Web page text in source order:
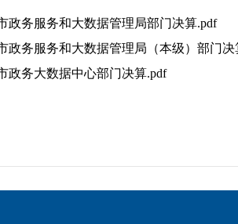
政务服务和大数据管理局部门决算.pdf
政务服务和大数据管理局（本级）部门决
政务大数据中心部门决算.pdf